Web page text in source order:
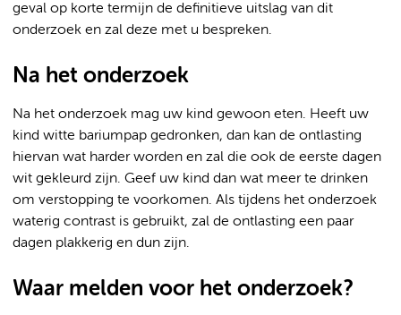
geval op korte termijn de definitieve uitslag van dit
onderzoek en zal deze met u bespreken.
Na het onderzoek
Na het onderzoek mag uw kind gewoon eten. Heeft uw
kind witte bariumpap gedronken, dan kan de ontlasting
hiervan wat harder worden en zal die ook de eerste dagen
wit gekleurd zijn. Geef uw kind dan wat meer te drinken
om verstopping te voorkomen. Als tijdens het onderzoek
waterig contrast is gebruikt, zal de ontlasting een paar
dagen plakkerig en dun zijn.
Waar melden voor het onderzoek?